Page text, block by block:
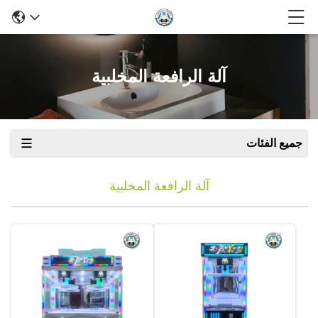
آلة الرافعة المخلبية
جميع الفئات
آلة الرافعة المخلبية